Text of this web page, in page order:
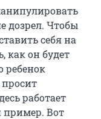
дозрел. Чтобы
себя на
как он будет
ребенок
работает
пример. Вот